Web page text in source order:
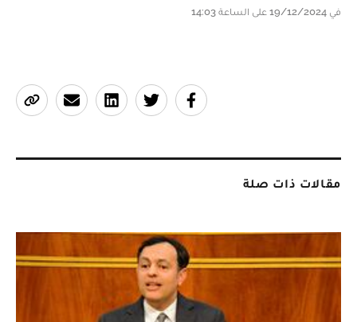
في 19/12/2024 على الساعة 14:03
مقالات ذات صلة